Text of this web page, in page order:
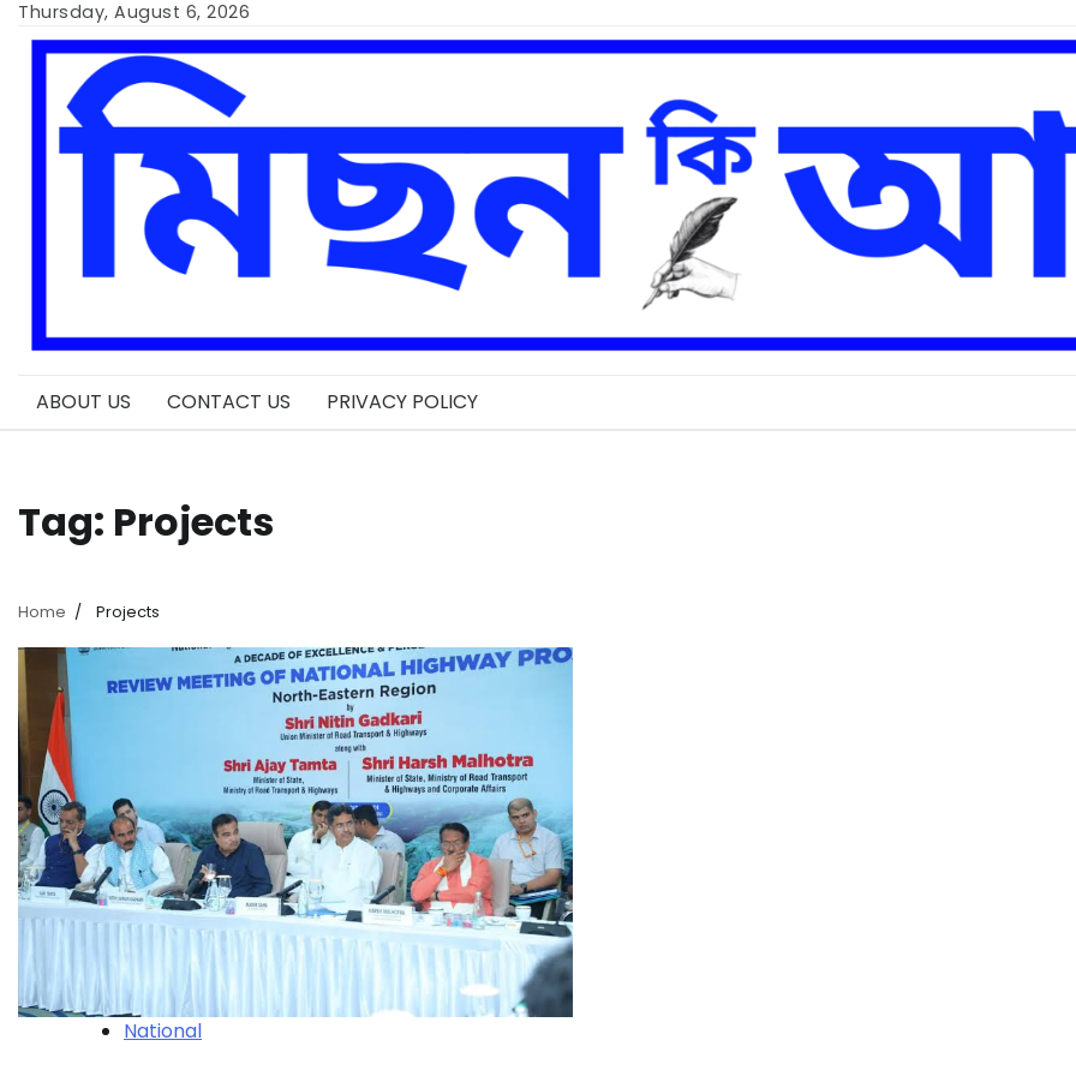
SkipThursday, August 6, 2026
ABOUT US CONTACT US PRIVACY POLICY
Tag: Projects
Home Projects
National